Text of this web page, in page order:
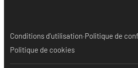
Conditions d'utilisation·Politique de
Politique de cookies